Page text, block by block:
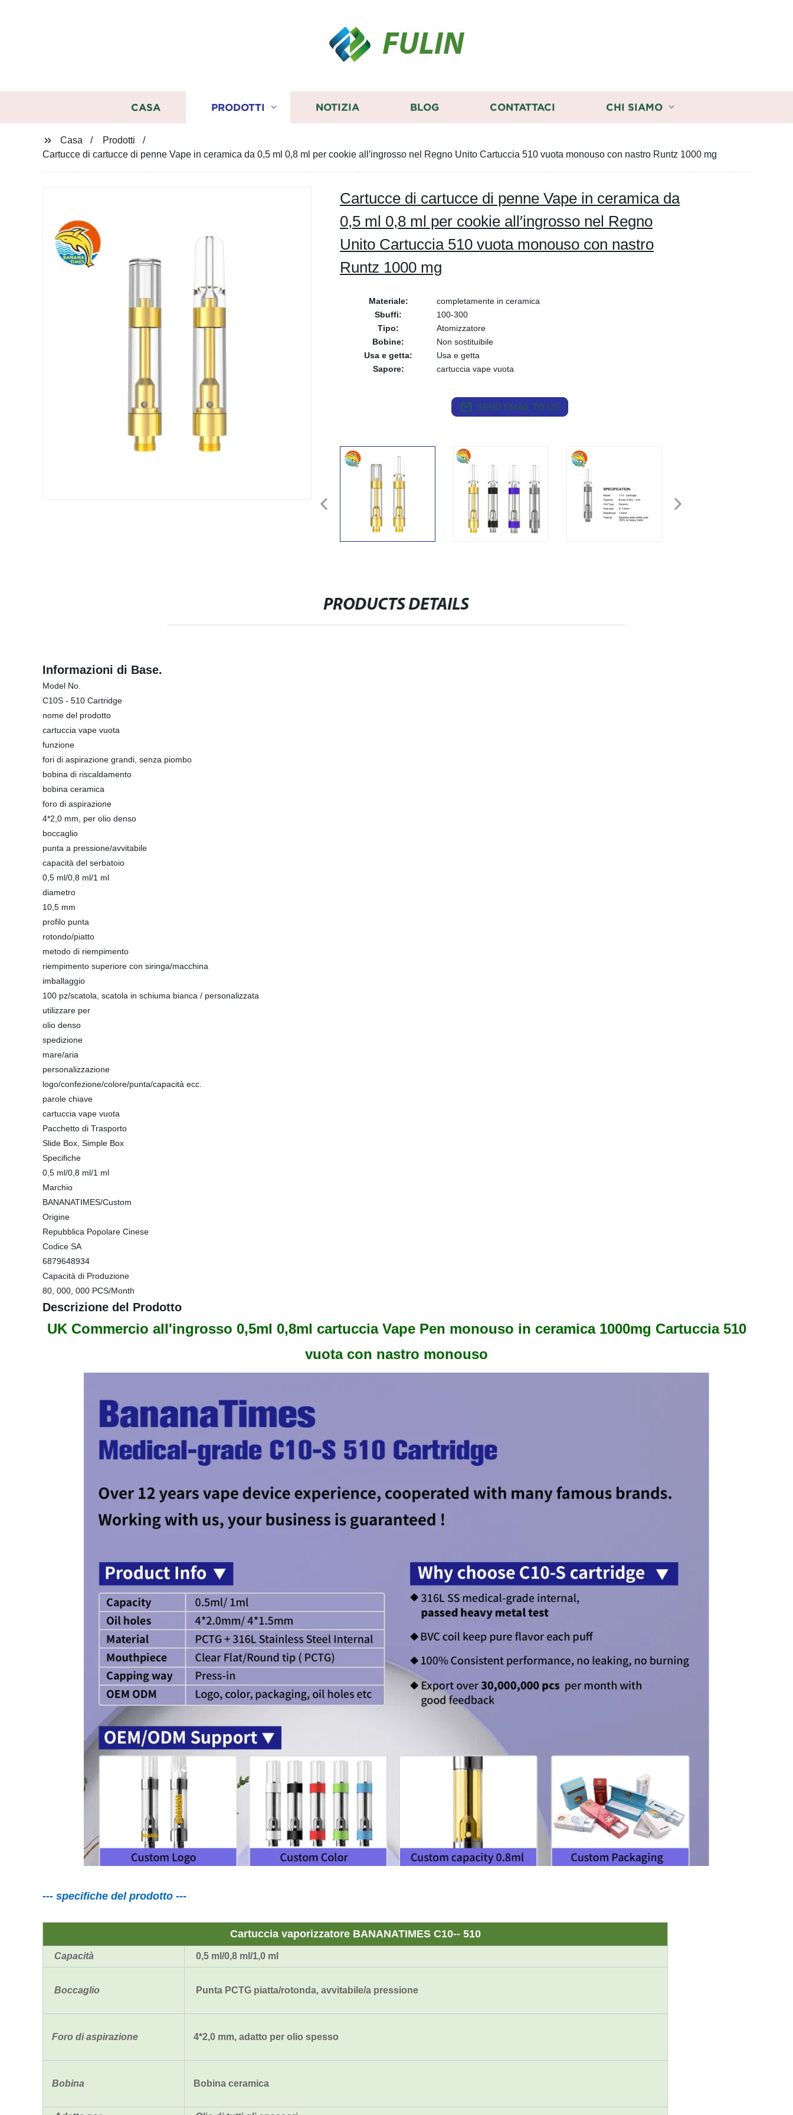
FULIN
CASA PRODOTTI NOTIZIA BLOG CONTATTACI CHI SIAMO
Casa
Prodotti
Cartucce di cartucce di penne Vape in ceramica da 0,5 ml 0,8 ml per cookie all′ingrosso nel Regno Unito Cartuccia 510 vuota monouso con nastro Runtz 1000 mg
Cartucce di cartucce di penne Vape in ceramica da
0,5 ml 0,8 ml per cookie all′ingrosso nel Regno
Unito Cartuccia 510 vuota monouso con nastro
Runtz 1000 mg
Materiale:
completamente in ceramica
Sbuffi:
100-300
Tipo:
Atomizzatore
Bobine:
Non sostituibile
Usa e getta:
Usa e getta
Sapore:
cartuccia vape vuota
SEND EMAIL TO US
PRODUCTS DETAILS
Informazioni di Base.
Model No.
C10S - 510 Cartridge
nome del prodotto
cartuccia vape vuota
funzione
fori di aspirazione grandi, senza piombo
bobina di riscaldamento
bobina ceramica
foro di aspirazione
4*2,0 mm, per olio denso
boccaglio
punta a pressione/avvitabile
capacità del serbatoio
0,5 ml/0,8 ml/1 ml
diametro
10,5 mm
profilo punta
rotondo/piatto
metodo di riempimento
riempimento superiore con siringa/macchina
imballaggio
100 pz/scatola, scatola in schiuma bianca / personalizzata
utilizzare per
olio denso
spedizione
mare/aria
personalizzazione
logo/confezione/colore/punta/capacità ecc.
parole chiave
cartuccia vape vuota
Pacchetto di Trasporto
Slide Box, Simple Box
Specifiche
0,5 ml/0,8 ml/1 ml
Marchio
BANANATIMES/Custom
Origine
Repubblica Popolare Cinese
Codice SA
6879648934
Capacità di Produzione
80, 000, 000 PCS/Month
Descrizione del Prodotto
UK Commercio all'ingrosso 0,5ml 0,8ml cartuccia Vape Pen monouso in ceramica 1000mg Cartuccia 510
vuota con nastro monouso
--- specifiche del prodotto ---
Cartuccia vaporizzatore BANANATIMES C10-- 510
Capacità 0,5 ml/0,8 ml/1,0 ml
Boccaglio Punta PCTG piatta/rotonda, avvitabile/a pressione
Foro di aspirazione 4*2,0 mm, adatto per olio spesso
Bobina Bobina ceramica